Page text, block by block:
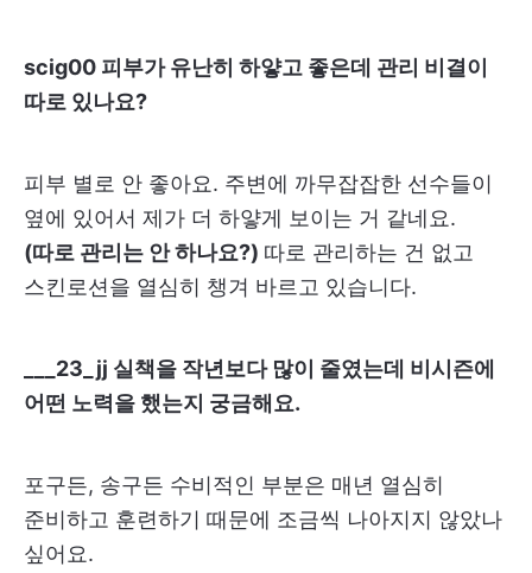
scig00 피부가 유난히 하얗고 좋은데 관리 비결이
따로 있나요?
피부 별로 안 좋아요. 주변에 까무잡잡한 선수들이
옆에 있어서 제가 더 하얗게 보이는 거 같네요.
(따로 관리는 안 하나요?) 따로 관리하는 건 없고
스킨로션을 열심히 챙겨 바르고 있습니다.
___23_jj 실책을 작년보다 많이 줄였는데 비시즌에
어떤 노력을 했는지 궁금해요.
포구든, 송구든 수비적인 부분은 매년 열심히
준비하고 훈련하기 때문에 조금씩 나아지지 않았나
싶어요.